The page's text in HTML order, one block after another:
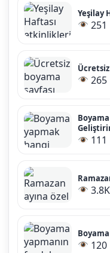
Yeşilay
251
Ücretsiz
265
111
3.8K
120